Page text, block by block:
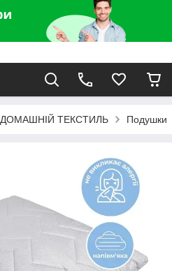
ДОМАШНІЙ ТЕКСТИЛЬ Подушки